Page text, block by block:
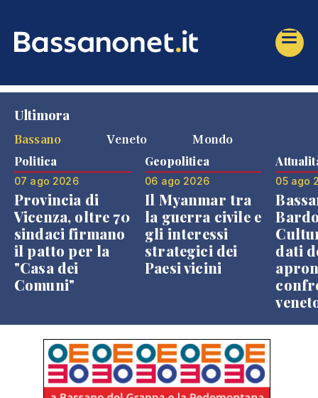
Ultimora
Bassano
Veneto Mondo
Politica
07 ago 2026
Provincia di
Vicenza, oltre 70
sindaci firmano
il patto per la
"Casa dei
Comuni"
Geopolitica
06 ago 2026
Il Myanmar tra
la guerra civile e
gli interessi
strategici dei
Paesi vicini
05 ago
dati